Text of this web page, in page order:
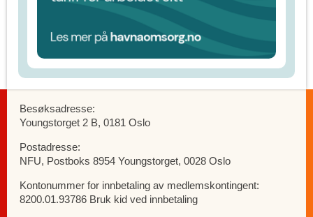
Besøksadresse:
Youngstorget 2 B, 0181 Oslo
Postadresse:
NFU, Postboks 8954 Youngstorget, 0028 Oslo
Kontonummer for innbetaling av medlemskontingent:
8200.01.93786 Bruk kid ved innbetaling